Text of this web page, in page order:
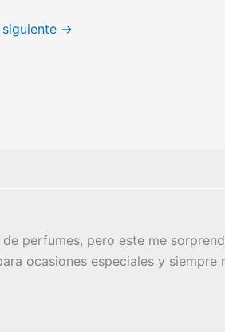
→
perfumes, pero este me
ocasiones especiales y siempre